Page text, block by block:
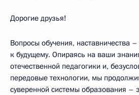
Дорогие друзья!
Вопросы обучения, наставничества
к будущему. Опираясь на ваши
отечественной педагогики и,
передовые технологии, мы
суверенной системы образования –